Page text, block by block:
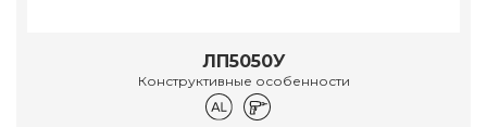
ЛП5050У
Конструктивные особенности